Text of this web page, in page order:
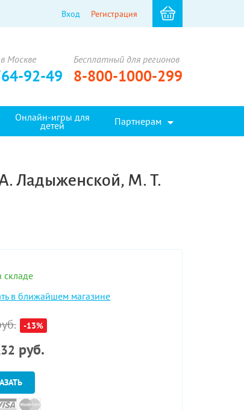
Вход Регистрация
Москве
92-49
Бесплатный для регионов
8-800-1000-299
Онлайн-игры для
детей Партнерам
А. Ладыженской, М. Т.
складе
в ближайшем магазине
-13%
руб.